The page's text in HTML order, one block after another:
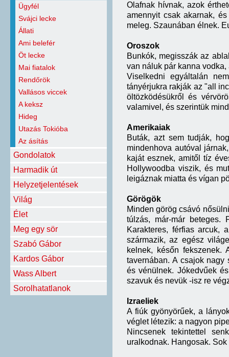
Ügyfél
Svájci lecke
Állati
Ami belefér
Öt lecke
Mai fiatalok
Rendőrök
Vallásos viccek
A keksz
Hideg
Utazás Tokióba
Az ásítás
Gondolatok
Harmadik út
Helyzetjelentések
Világ
Élet
Meg egy sör
Szabó Gábor
Kardos Gábor
Wass Albert
Sorolhatatlanok
Olafnak hívnak, azok
amennyit csak akarnak,
meleg. Szaunában élnek.
Oroszok
Bunkók, megisszák az
van náluk pár kanna
Viselkedni egyáltalán
tányérjukra rakják az "all
öltözködésükről és
valamivel, és szerintük
Amerikaiak
Buták, azt sem tudják,
mindenhova autóval
kaját esznek, amitől tíz
Hollywoodba viszik, és
leigáznak miatta és vígan
Görögök
Minden görög csávó
túlzás, már-már beteges.
Karakteres, férfias arcuk,
származik, az egész
kelnek, későn
tavernában. A csajok nagy
és vénülnek. Jókedvűek
szavuk és nevük -isz re
Izraeliek
A fiúk gyönyörűek, a
véglet létezik: a nagyon
Nincsenek tekintettel
uralkodnak. Hangosak.